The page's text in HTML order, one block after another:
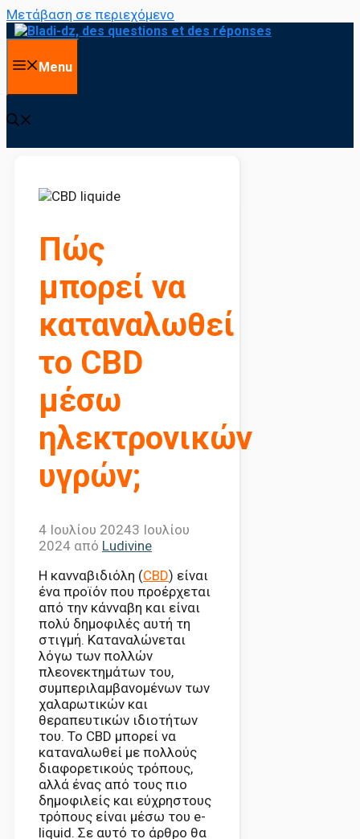
Μετάβαση σε περιεχόμενο
Menu
Πώς
μπορεί να
καταναλωθεί
το CBD
μέσω
ηλεκτρονικών
υγρών;
4 Ιουλίου 20243 Ιουλίου
2024 από Ludivine
Η κανναβιδιόλη (CBD) είναι
ένα προϊόν που προέρχεται
από την κάνναβη και είναι
πολύ δημοφιλές αυτή τη
στιγμή. Καταναλώνεται
λόγω των πολλών
πλεονεκτημάτων του,
συμπεριλαμβανομένων των
χαλαρωτικών και
θεραπευτικών ιδιοτήτων
του. Το CBD μπορεί να
καταναλωθεί με πολλούς
διαφορετικούς τρόπους,
αλλά ένας από τους πιο
δημοφιλείς και εύχρηστους
τρόπους είναι μέσω του e-
liquid. Σε αυτό το άρθρο θα